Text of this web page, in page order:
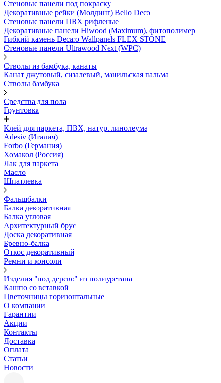
Стеновые панели под покраску
Декоративные рейки (Молдинг) Bello Deco
Стеновые панели ПВХ рифленыe
Декоративные панели Hiwood (Maximum), фитополимер
Гибкий камень Decaro Wallpanels FLEX STONE
Стеновые панели Ultrawood Next (WPC)
Стволы из бамбука, канаты
Канат джутовый, сизалевый, манильская пальма
Стволы бамбука
Средства для пола
Грунтовка
Клей для паркета, ПВХ, натур. линолеума
Adesiv (Италия)
Forbo (Германия)
Хомакол (Россия)
Лак для паркета
Масло
Шпатлевка
Фальшбалки
Балка декоративная
Балка угловая
Архитектурный брус
Доска декоративная
Бревно-балка
Откос декоративный
Ремни и консоли
Изделия "под дерево" из полиуретана
Кашпо со вставкой
Цветочницы горизонтальные
О компании
Гарантии
Акции
Контакты
Доставка
Оплата
Статьи
Новости